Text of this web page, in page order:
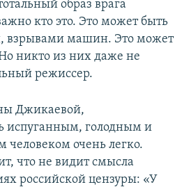
образ врага
кто это. Это может быть
взрывами машин. Это может
никто из них даже не
режиссер.
Джикаевой,
испуганным, голодным и
человеком очень легко.
что не видит смысла
российской цензуры: «У